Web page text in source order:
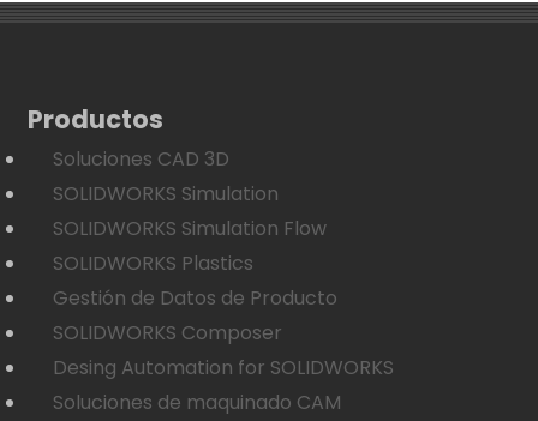
Productos
Soluciones CAD 3D
SOLIDWORKS Simulation
SOLIDWORKS Simulation Flow
SOLIDWORKS Plastics
Gestión de Datos de Producto
SOLIDWORKS Composer
Desing Automation for SOLIDWORKS
Soluciones de maquinado CAM